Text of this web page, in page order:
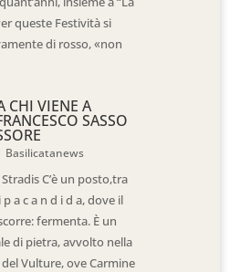
queste Festività si
di rosso, «non
CHI VIENE A
SASSO
Basilicatanews
C’è un posto,tra
p a c a n d i d a, dove il
fermenta. È un
di pietra, avvolto nella
Vulture, ove Carmine